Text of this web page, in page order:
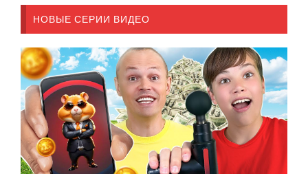
НОВЫЕ СЕРИИ ВИДЕО